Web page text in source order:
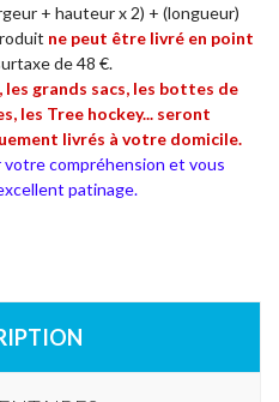
+ hauteur x 2) + (longueur)
ne peut être livré en point
de 48 €.
les grands sacs, les bottes de
les Tree hockey... seront
livrés à votre domicile.
compréhension et vous
patinage.